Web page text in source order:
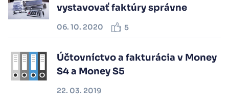
vystavovať faktúry správne
06. 10. 2020 5
Účtovníctvo a fakturácia v Money
S4 a Money S5
22. 03. 2019